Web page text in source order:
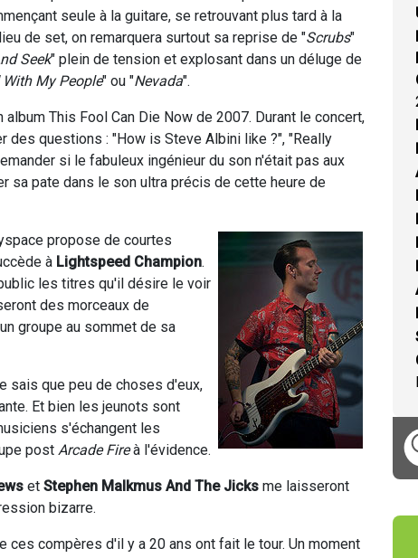
seule à la guitare, se retrouvant plus tard à la
de set, on remarquera surtout sa reprise de "Scrubs"
Seek" plein de tension et explosant dans un déluge de
My People" ou "Nevada".
This Fool Can Die Now de 2007. Durant le concert,
des questions : "How is Steve Albini like ?", "Really
si le fabuleux ingénieur du son n'était pas aux
sa pate dans le son ultra précis de cette heure de
propose de courtes
à Lightspeed Champion.
les titres qu'il désire le voir
des morceaux de
groupe au sommet de sa
sais que peu de choses d'eux,
Et bien les jeunots sont
s'échangent les
post Arcade Fireà l'évidence.
et Stephen Malkmus And The Jicks me laisseront
bizarre.
ces compères d'il y a 20 ans ont fait le tour. Un moment